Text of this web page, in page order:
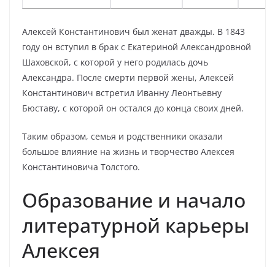
Алексей Константинович был женат дважды. В 1843
году он вступил в брак с Екатериной Александровной
Шаховской, с которой у него родилась дочь
Александра. После смерти первой жены, Алексей
Константинович встретил Иванну Леонтьевну
Бюставу, с которой он остался до конца своих дней.
Таким образом, семья и родственники оказали
большое влияние на жизнь и творчество Алексея
Константиновича Толстого.
Образование и начало
литературной карьеры
Алексея